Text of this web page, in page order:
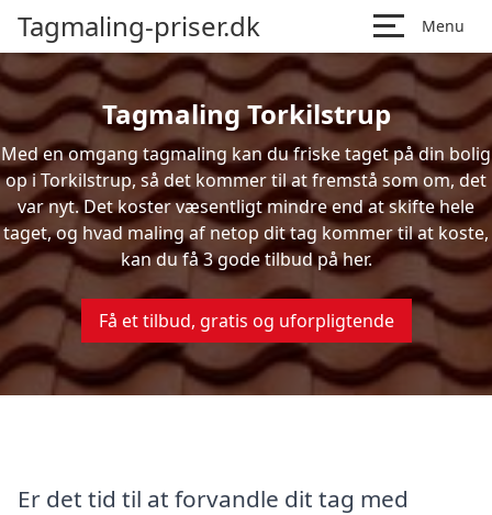
Tagmaling-priser.dk Menu
Tagmaling Torkilstrup
Med en omgang tagmaling kan du friske taget på din bolig
op i Torkilstrup, så det kommer til at fremstå som om, det
var nyt. Det koster væsentligt mindre end at skifte hele
taget, og hvad maling af netop dit tag kommer til at koste,
kan du få 3 gode tilbud på her.
Få et tilbud, gratis og uforpligtende
Er det tid til at forvandle dit tag med